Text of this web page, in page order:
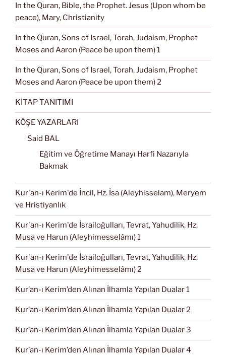
In the Quran, Bible, the Prophet. Jesus (Upon whom be
peace), Mary, Christianity
In the Quran, Sons of Israel, Torah, Judaism, Prophet
Moses and Aaron (Peace be upon them) 1
In the Quran, Sons of Israel, Torah, Judaism, Prophet
Moses and Aaron (Peace be upon them) 2
KİTAP TANITIMI
KÖŞE YAZARLARI
Said BAL
Eğitim ve Öğretime Manayı Harfi Nazarıyla
Bakmak
Kur'an-ı Kerim'de İncil, Hz. İsa (Aleyhisselam), Meryem
ve Hristiyanlık
Kur'an-ı Kerim'de İsrailoğulları, Tevrat, Yahudilik, Hz.
Musa ve Harun (Aleyhimesselâmı) 1
Kur'an-ı Kerim'de İsrailoğulları, Tevrat, Yahudilik, Hz.
Musa ve Harun (Aleyhimesselâmı) 2
Kur’an-ı Kerim’den Alınan İlhamla Yapılan Dualar 1
Kur’an-ı Kerim’den Alınan İlhamla Yapılan Dualar 2
Kur’an-ı Kerim’den Alınan İlhamla Yapılan Dualar 3
Kur’an-ı Kerim’den Alınan İlhamla Yapılan Dualar 4